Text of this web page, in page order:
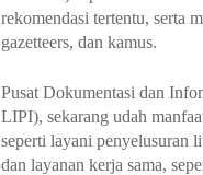
rekomendasi tertentu, serta
gazetteers, dan kamus.
Pusat Dokumentasi dan
LIPI), sekarang udah
seperti layani penyelusuran
dan layanan kerja sama,